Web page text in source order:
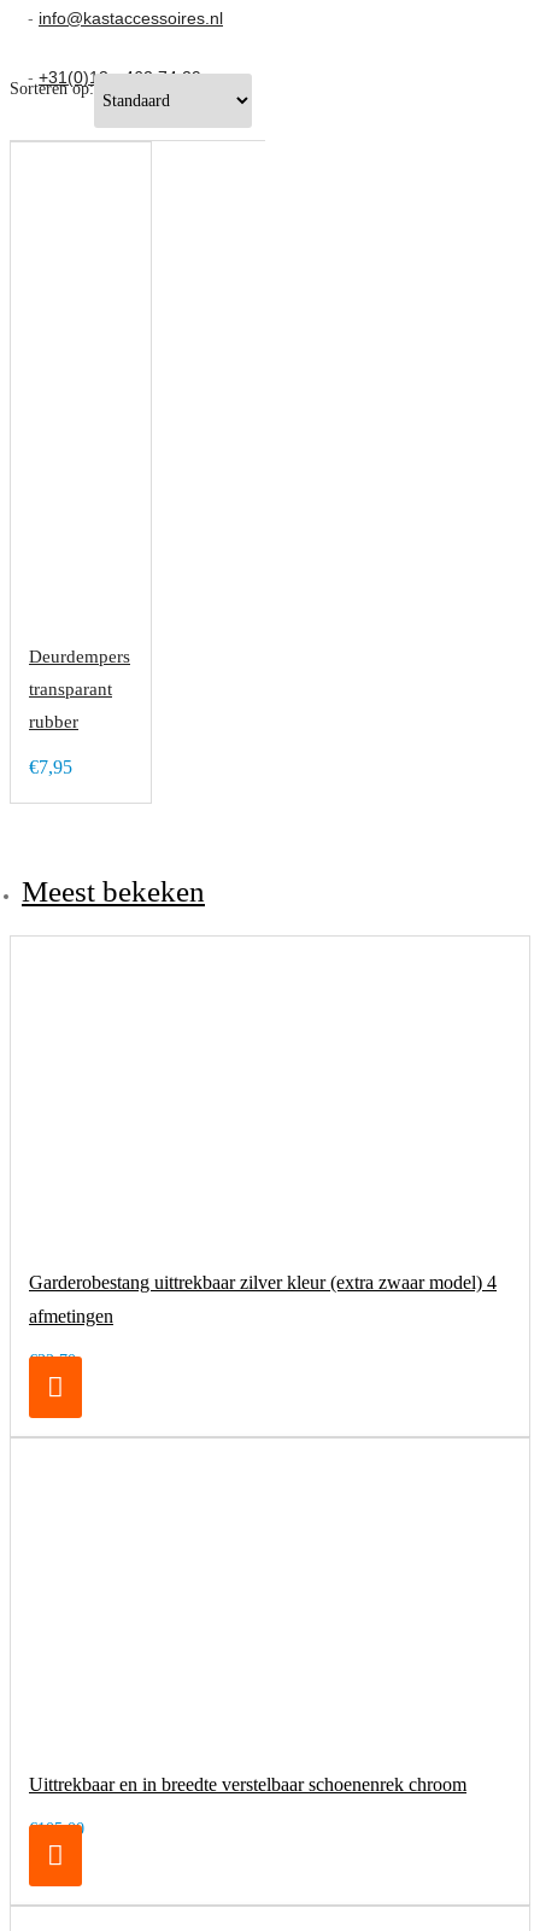
- info@kastaccessoires.nl
- +31(0)13 - 462 74 29
Sorteren op:
Deurdempers
transparant
rubber
€7,95
Meest bekeken
Garderobestang uittrekbaar zilver kleur (extra zwaar model) 4
afmetingen
€32,70
Uittrekbaar en in breedte verstelbaar schoenenrek chroom
€105,00